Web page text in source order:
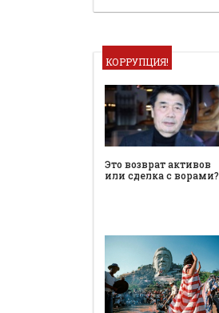
КОРРУПЦИЯ!
Это возврат активов
или сделка с ворами?